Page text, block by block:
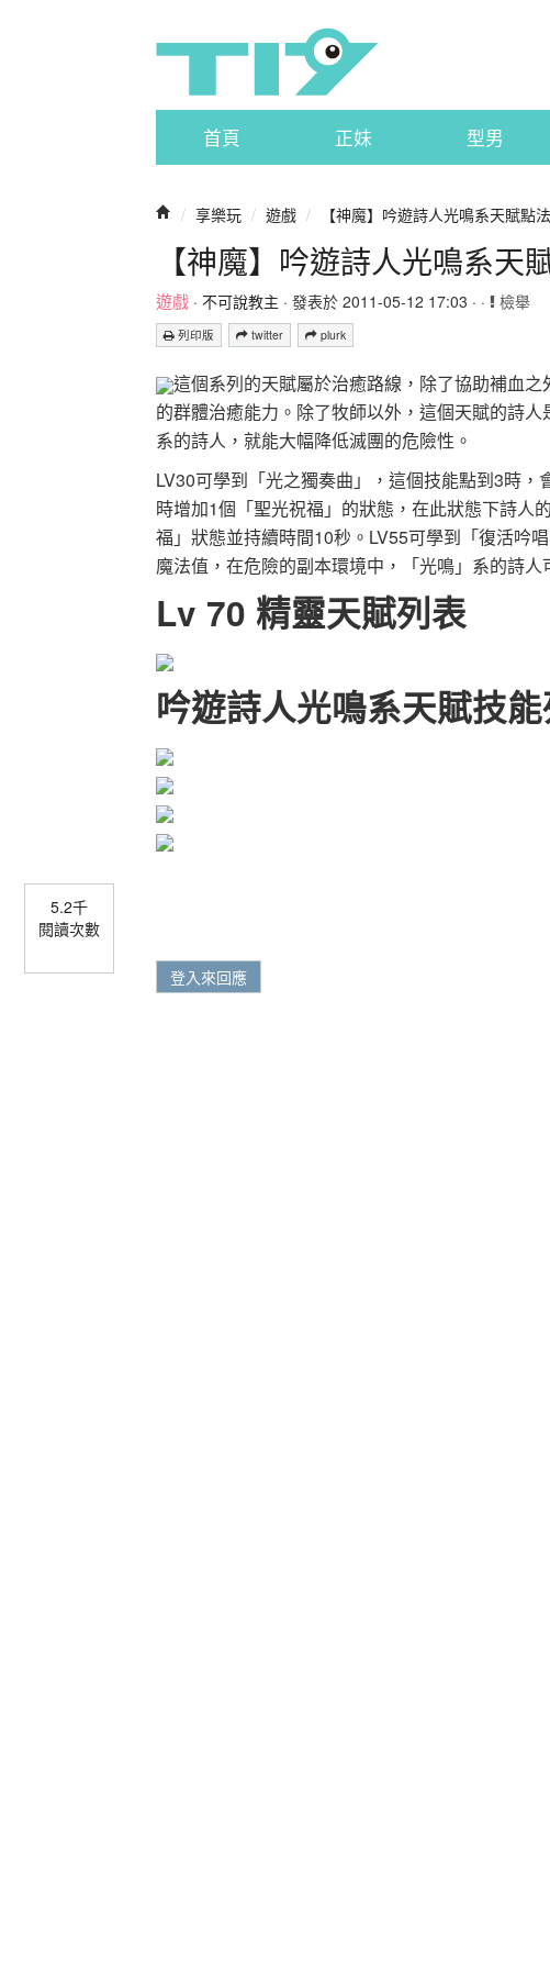
首頁 正妹 型男
/ 享樂玩 / 遊戲 / 【神魔】吟遊詩人光鳴系天賦點法
【神魔】吟遊詩人光鳴系天
遊戲 · 不可說教主 · 發表於 2011-05-12 17:03 · · 檢舉
列印版 twitter plurk
5.2千
閱讀次數
這個系列的天賦屬於治癒路線，除了協助補血
的群體治癒能力。除了牧師以外，這個天賦的詩
系的詩人，就能大幅降低滅團的危險性。
LV30可學到「光之獨奏曲」，這個技能點到3時
時增加1個「聖光祝福」的狀態，在此狀態下詩人
福」狀態並持續時間10秒。LV55可學到「復活吟
魔法值，在危險的副本環境中，「光鳴」系的詩人
Lv 70 精靈天賦列表
吟遊詩人光鳴系天賦技
登入來回應